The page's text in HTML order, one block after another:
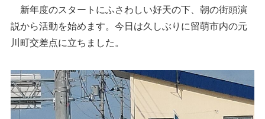
新年度のスタートにふさわしい好天の下、朝の街頭演
説から活動を始めます。今日は久しぶりに留萌市内の元
川町交差点に立ちました。